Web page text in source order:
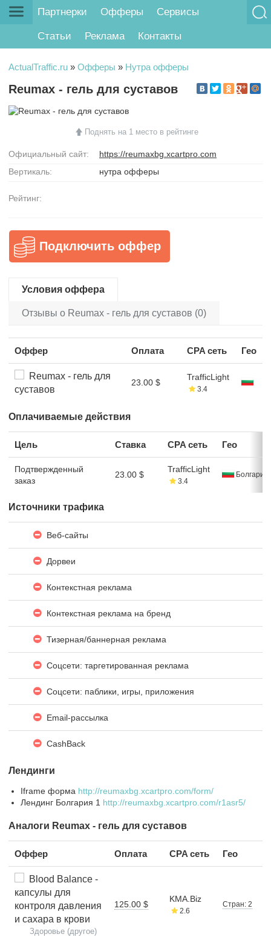
Партнерки Офферы Сервисы
Статьи Реклама Контакты
ActualTraffic.ru » Офферы » Нутра офферы
Reumax - гель для суставов
Поднять на 1 место в рейтинге
Официальный сайт:
https://reumaxbg.xcartpro.com
Вертикаль:
нутра офферы
Рейтинг:
Подключить оффер
Условия оффера
Отзывы о Reumax - гель для суставов (0)
Оффер Оплата CPA сеть Гео
Reumax - гель для
суставов
23.00 $
TrafficLight
3.4
Оплачиваемые действия
Цель Ставка CPA сеть Гео
Подтвержденный
заказ
23.00 $
TrafficLight
3.4
Болгария
Источники трафика
Веб-сайты
Дорвеи
Контекстная реклама
Контекстная реклама на бренд
Тизерная/баннерная реклама
Соцсети: таргетированная реклама
Соцсети: паблики, игры, приложения
Email-рассылка
CashBack
Лендинги
Iframe форма http://reumaxbg.xcartpro.com/form/
Лендинг Болгария 1 http://reumaxbg.xcartpro.com/r1asr5/
Аналоги Reumax - гель для суставов
Оффер Оплата CPA сеть Гео
Blood Balance -
капсулы для
контроля давления
и сахара в крови
Здоровье (другое)
125.00 $
KMA.Biz
2.6
Стран: 2